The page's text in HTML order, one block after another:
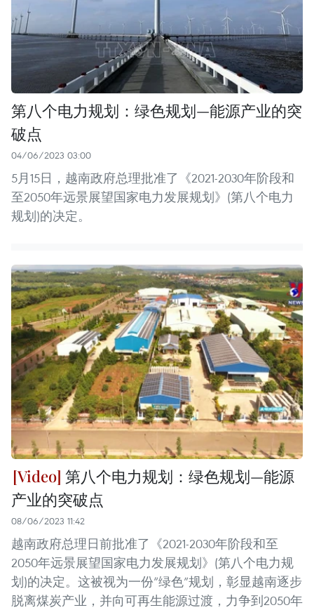
第八个电力规划：绿色规划—能源产业的突
破点
04/06/2023 03:00
5月15日，越南政府总理批准了《2021-2030年阶段和
至2050年远景展望国家电力发展规划》(第八个电力
规划)的决定。
第八个电力规划：绿色规划—能源
产业的突破点
08/06/2023 11:42
越南政府总理日前批准了《2021-2030年阶段和至
2050年远景展望国家电力发展规划》(第八个电力规
划)的决定。这被视为一份“绿色”规划，彰显越南逐步
脱离煤炭产业，并向可再生能源过渡，力争到2050年